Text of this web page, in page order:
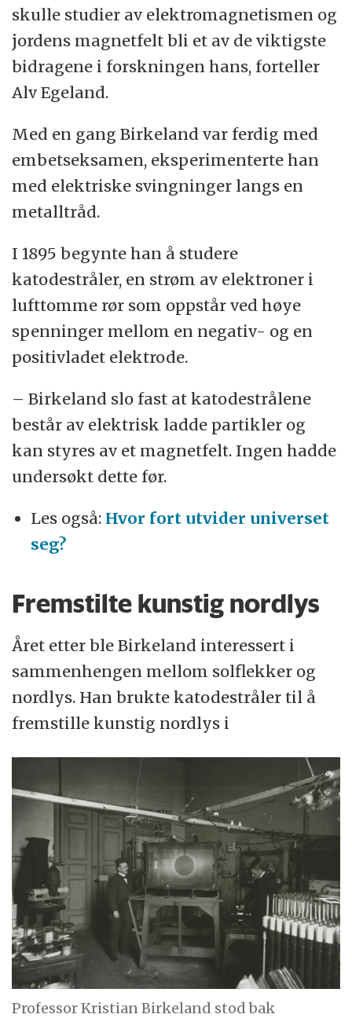
skulle studier av elektromagnetismen og
jordens magnetfelt bli et av de viktigste
bidragene i forskningen hans, forteller
Alv Egeland.
Med en gang Birkeland var ferdig med
embetseksamen, eksperimenterte han
med elektriske svingninger langs en
metalltråd.
I 1895 begynte han å studere
katodestråler, en strøm av elektroner i
lufttomme rør som oppstår ved høye
spenninger mellom en negativ- og en
positivladet elektrode.
– Birkeland slo fast at katodestrålene
består av elektrisk ladde partikler og
kan styres av et magnetfelt. Ingen hadde
undersøkt dette før.
Les også: Hvor fort utvider universet
seg?
Fremstilte kunstig nordlys
Året etter ble Birkeland interessert i
sammenhengen mellom solflekker og
nordlys. Han brukte katodestråler til å
fremstille kunstig nordlys i
Professor Kristian Birkeland stod bak